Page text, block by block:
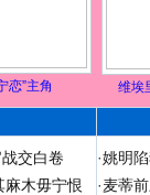
恋”主角 维埃
交白卷
麻木毋宁恨
·姚明
·麦蒂